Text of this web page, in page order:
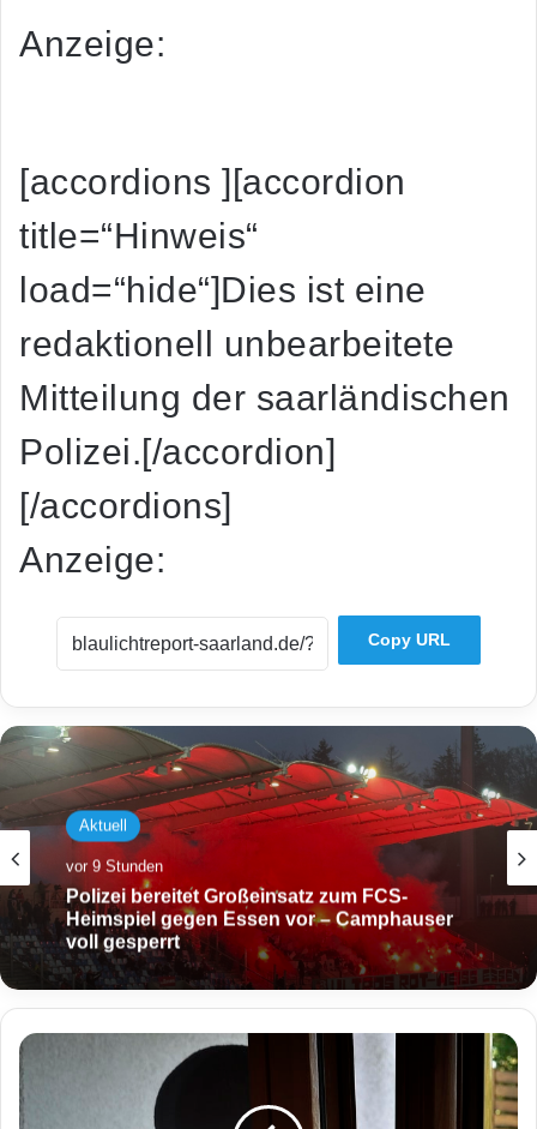
Anzeige:
[accordions ][accordion
title=“Hinweis“
load=“hide“]Dies ist eine
redaktionell unbearbeitete
Mitteilung der saarländischen
Polizei.[/accordion]
[/accordions]
Anzeige:
Copy URL
Aktuell
vor 9 Stunden
Polizei bereitet Großeinsatz zum FCS-
Heimspiel gegen Essen vor – Camphauser
voll gesperrt
C
h
e
f